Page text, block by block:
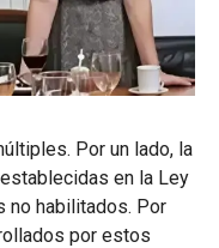
Por un lado, la
en la Ley
no habilitados. Por
por estos